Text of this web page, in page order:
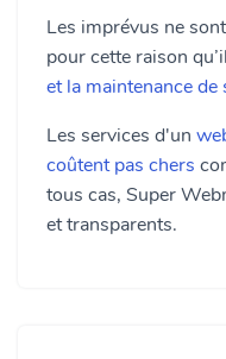
Les imprévus ne
pour cette raison
et la maintenance
Les services d'un
coûtent pas chers
tous cas, Super
et transparents.